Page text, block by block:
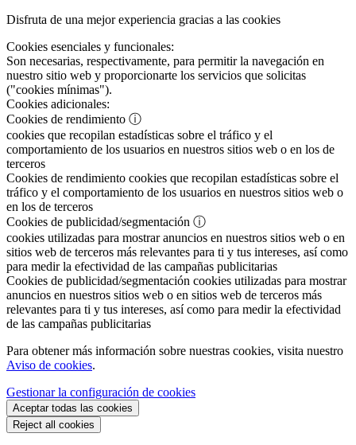
Disfruta de una mejor experiencia gracias a las cookies
Cookies esenciales y funcionales:
Son necesarias, respectivamente, para permitir la navegación en
nuestro sitio web y proporcionarte los servicios que solicitas
("cookies mínimas").
Cookies adicionales:
Cookies de rendimiento ⓘ
cookies que recopilan estadísticas sobre el tráfico y el
comportamiento de los usuarios en nuestros sitios web o en los de
terceros
Cookies de rendimiento cookies que recopilan estadísticas sobre el
tráfico y el comportamiento de los usuarios en nuestros sitios web o
en los de terceros
Cookies de publicidad/segmentación ⓘ
cookies utilizadas para mostrar anuncios en nuestros sitios web o en
sitios web de terceros más relevantes para ti y tus intereses, así como
para medir la efectividad de las campañas publicitarias
Cookies de publicidad/segmentación cookies utilizadas para mostrar
anuncios en nuestros sitios web o en sitios web de terceros más
relevantes para ti y tus intereses, así como para medir la efectividad
de las campañas publicitarias
Para obtener más información sobre nuestras cookies, visita nuestro
Aviso de cookies.
Gestionar la configuración de cookies
Aceptar todas las cookies
Reject all cookies